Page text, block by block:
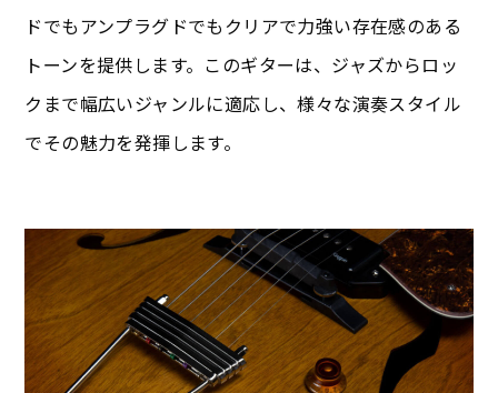
ドでもアンプラグドでもクリアで力強い存在感のある
トーンを提供します。このギターは、ジャズからロッ
クまで幅広いジャンルに適応し、様々な演奏スタイル
でその魅力を発揮します。